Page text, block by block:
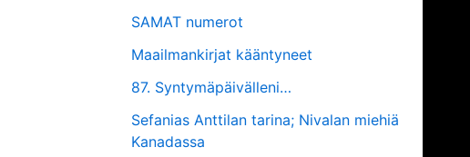
SAMAT numerot
Maailmankirjat kääntyneet
87. Syntymäpäivälleni…
Sefanias Anttilan tarina; Nivalan miehiä
Kanadassa